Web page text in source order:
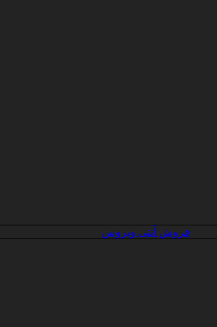
فروش آنتی ویروس